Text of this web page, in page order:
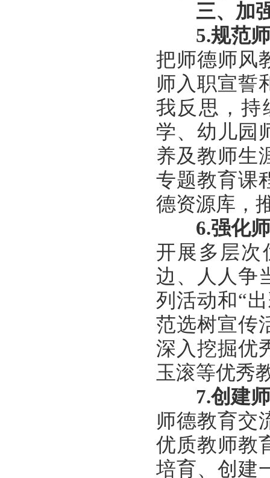
三、加
5.规范
把师德师风
师入职宣誓
我反思，持
学、幼儿园
养及教师生
专题教育课
德资源库，
6.强化
开展多层次
边、人人争
列活动和“
范选树宣传
深入挖掘优
玉滚等优秀
7.创建
师德教育交
优质教师教
培育、创建